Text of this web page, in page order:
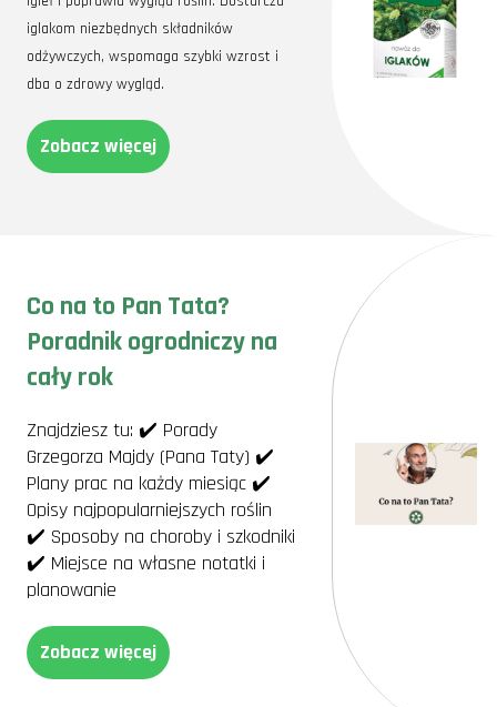
iglakom niezbędnych składników
odżywczych, wspomaga szybki wzrost i
dba o zdrowy wygląd.
Zobacz więcej
Co na to Pan Tata?
Poradnik ogrodniczy na
cały rok
Znajdziesz tu: ✔️ Porady
Grzegorza Majdy (Pana Taty) ✔️
Plany prac na każdy miesiąc ✔️
Opisy najpopularniejszych roślin
✔️ Sposoby na choroby i szkodniki
✔️ Miejsce na własne notatki i
planowanie
Zobacz więcej